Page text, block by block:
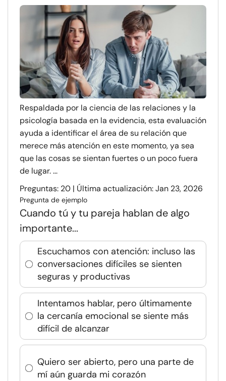
Respaldada por la ciencia de las relaciones y la
psicología basada en la evidencia, esta evaluación
ayuda a identificar el área de su relación que
merece más atención en este momento, ya sea
que las cosas se sientan fuertes o un poco fuera
de lugar. ...
Preguntas: 20 | Última actualización: Jan 23, 2026
Pregunta de ejemplo
Cuando tú y tu pareja hablan de algo
importante...
Escuchamos con atención: incluso las
conversaciones difíciles se sienten
seguras y productivas
Intentamos hablar, pero últimamente
la cercanía emocional se siente más
difícil de alcanzar
Quiero ser abierto, pero una parte de
mí aún guarda mi corazón